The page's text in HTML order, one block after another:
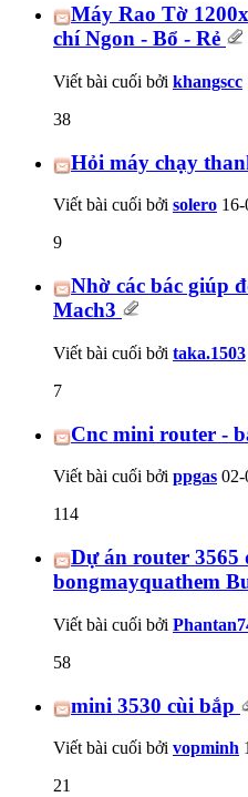
Máy Rao Tờ
chí Ngon - Bổ - Rẻ
Viết bài cuối bởi khangscc
38
Hỏi máy chạy
Viết bài cuối bởi solero
9
Nhờ các bác giúp
Mach3
Viết bài cuối bởi taka.1503
7
Cnc mini router -
Viết bài cuối bởi ppgas 02-
114
Dự án router 3565
bongmayquathem
Viết bài cuối bởi
58
mini 3530 cùi bắp
Viết bài cuối bởi vopminh
21